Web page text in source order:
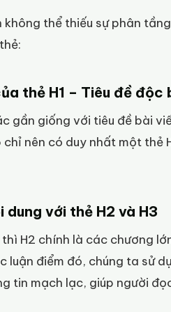
thể thiếu sự phân
thẻ H1 – Tiêu đề độc
gần giống với tiêu đề bài
nên có duy nhất một thẻ
với thẻ H2 và H3
thì H2 chính là các chương
luận điểm đó, chúng ta sử
tin mạch lạc, giúp người